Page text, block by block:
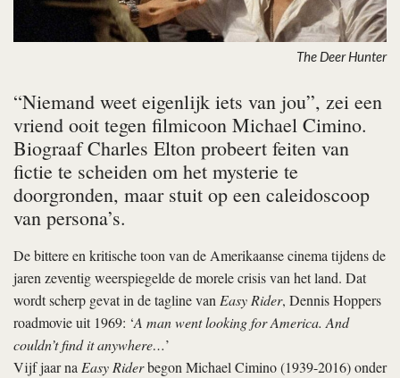
The Deer Hunter
“Niemand weet eigenlijk iets van jou”, zei een
vriend ooit tegen filmicoon Michael Cimino.
Biograaf Charles Elton probeert feiten van
fictie te scheiden om het mysterie te
doorgronden, maar stuit op een caleidoscoop
van persona’s.
De bittere en kritische toon van de Amerikaanse cinema tijdens de
jaren zeventig weerspiegelde de morele crisis van het land. Dat
wordt scherp gevat in de tagline van Easy Rider, Dennis Hoppers
roadmovie uit 1969: ‘A man went looking for America. And
couldn’t find it anywhere…’
Vijf jaar na Easy Riderbegon Michael Cimino (1939-2016) onder